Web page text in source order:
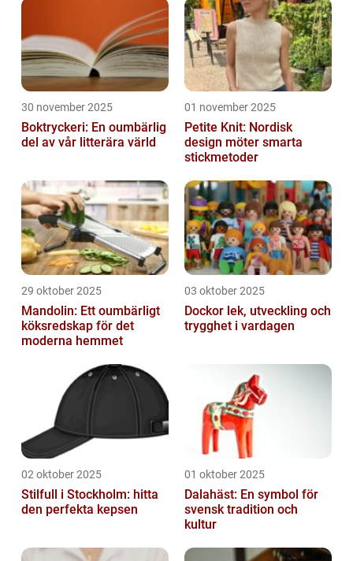
30 november 2025
Boktryckeri: En oumbärlig
del av vår litterära värld
01 november 2025
Petite Knit: Nordisk
design möter smarta
stickmetoder
29 oktober 2025
Mandolin: Ett oumbärligt
köksredskap för det
moderna hemmet
03 oktober 2025
Dockor lek, utveckling och
trygghet i vardagen
02 oktober 2025
Stilfull i Stockholm: hitta
den perfekta kepsen
01 oktober 2025
Dalahäst: En symbol för
svensk tradition och
kultur